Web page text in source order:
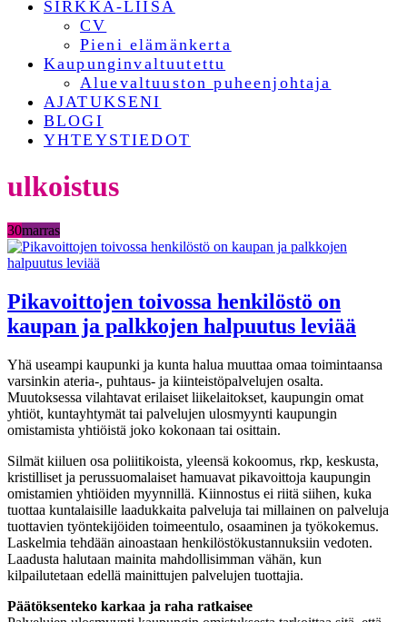
SIRKKA-LIISA
CV
Pieni elämänkerta
Kaupunginvaltuutettu
Aluevaltuuston puheenjohtaja
AJATUKSENI
BLOGI
YHTEYSTIEDOT
ulkoistus
30marras
Pikavoittojen toivossa henkilöstö on
kaupan ja palkkojen halpuutus leviää
Yhä useampi kaupunki ja kunta halua muuttaa omaa toimintaansa
varsinkin ateria-, puhtaus- ja kiinteistöpalvelujen osalta.
Muutoksessa vilahtavat erilaiset liikelaitokset, kaupungin omat
yhtiöt, kuntayhtymät tai palvelujen ulosmyynti kaupungin
omistamista yhtiöistä joko kokonaan tai osittain.
Silmät kiiluen osa poliitikoista, yleensä kokoomus, rkp, keskusta,
kristilliset ja perussuomalaiset hamuavat pikavoittoja kaupungin
omistamien yhtiöiden myynnillä. Kiinnostus ei riitä siihen, kuka
tuottaa kuntalaisille laadukkaita palveluja tai millainen on palveluja
tuottavien työntekijöiden toimeentulo, osaaminen ja työkokemus.
Laskelmia tehdään ainoastaan henkilöstökustannuksiin vedoten.
Laadusta halutaan mainita mahdollisimman vähän, kun
kilpailutetaan edellä mainittujen palvelujen tuottajia.
Päätöksenteko karkaa ja raha ratkaisee